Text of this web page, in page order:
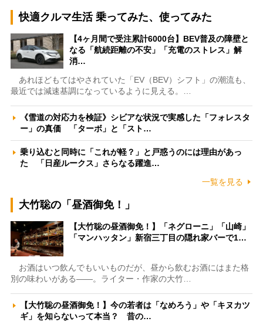
快適クルマ生活 乗ってみた、使ってみた
【4ヶ月間で受注累計6000台】BEV普及の障壁と
なる「航続距離の不安」「充電のストレス」解
消…
あれほどもてはやされていた「EV（BEV）シフト」の潮流も、
最近では減速基調になっているように見える。…
《雪道の対応力を検証》シビアな状況で実感した「フォレスタ
ー」の真価 「ターボ」と「スト…
乗り込むと同時に「これが軽？」と戸惑うのには理由があっ
た 「日産ルークス」さらなる躍進…
一覧を見る
大竹聡の「昼酒御免！」
【大竹聡の昼酒御免！】「ネグローニ」「山崎」
「マンハッタン」新宿三丁目の隠れ家バーで1…
お酒はいつ飲んでもいいものだが、昼から飲むお酒にはまた格
別の味わいがある――。ライター・作家の大竹…
【大竹聡の昼酒御免！】今の若者は「なめろう」や「キヌカツ
ギ」を知らないって本当？ 昔の…